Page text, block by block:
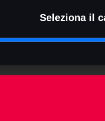
Seleziona il